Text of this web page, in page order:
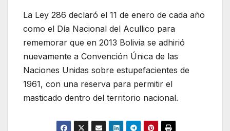
La Ley 286 declaró el 11 de enero de cada año
como el Día Nacional del Acullico para
rememorar que en 2013 Bolivia se adhirió
nuevamente a Convención Única de las
Naciones Unidas sobre estupefacientes de
1961, con una reserva para permitir el
masticado dentro del territorio nacional.